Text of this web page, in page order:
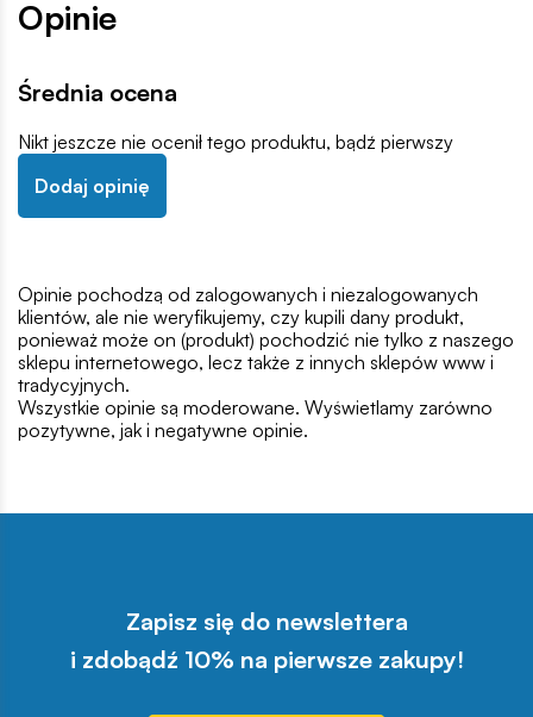
Opinie
Średnia ocena
Nikt jeszcze nie ocenił tego produktu, bądź pierwszy
Dodaj opinię
Opinie pochodzą od zalogowanych i niezalogowanych
klientów, ale nie weryfikujemy, czy kupili dany produkt,
ponieważ może on (produkt) pochodzić nie tylko z naszego
sklepu internetowego, lecz także z innych sklepów www i
tradycyjnych.
Wszystkie opinie są moderowane. Wyświetlamy zarówno
pozytywne, jak i negatywne opinie.
Zapisz się do newslettera
i zdobądź 10% na pierwsze zakupy!